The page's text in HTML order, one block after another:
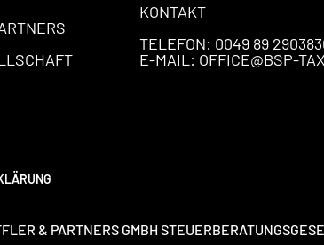
KONTAKT
TELEFON: 0049 89
E-MAIL: OFFICE@BSP-
& PARTNERS GMBH